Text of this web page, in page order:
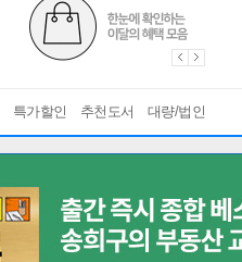
특가할인 추천도서 대량/법인